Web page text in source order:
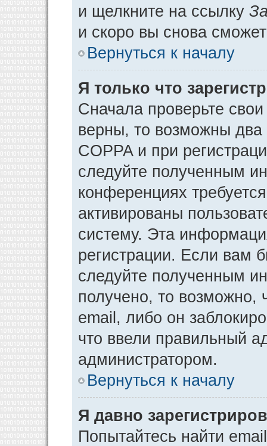
и щелкните на ссылку
и скоро вы снова
Вернуться к началу
Я только что
Сначала проверьте
верны, то возможны
COPPA и при
следуйте полученным
конференциях
активированы
систему. Эта
регистрации. Если вам
следуйте полученным
получено, то возможно,
email, либо он
что ввели правильный
администратором.
Вернуться к началу
Я давно
Попытайтесь найти